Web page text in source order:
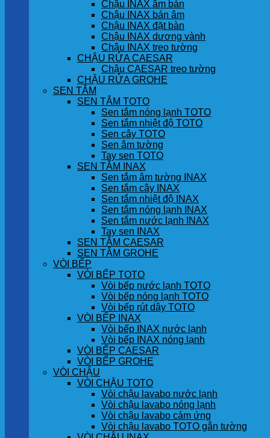
Chậu INAX âm bàn
Chậu INAX bán âm
Chậu INAX đặt bàn
Chậu INAX dương vành
Chậu INAX treo tường
CHẬU RỬA CAESAR
Chậu CAESAR treo tường
CHẬU RỬA GROHE
SEN TẮM
SEN TẮM TOTO
Sen tắm nóng lạnh TOTO
Sen tắm nhiệt độ TOTO
Sen cây TOTO
Sen âm tường
Tay sen TOTO
SEN TẮM INAX
Sen tắm âm tường INAX
Sen tắm cây INAX
Sen tắm nhiệt độ INAX
Sen tắm nóng lạnh INAX
Sen tắm nước lạnh INAX
Tay sen INAX
SEN TẮM CAESAR
SEN TẮM GROHE
VÒI BẾP
VÒI BẾP TOTO
Vòi bếp nước lạnh TOTO
Vòi bếp nóng lạnh TOTO
Vòi bếp rút dây TOTO
VÒI BẾP INAX
Vòi bếp INAX nước lạnh
Vòi bếp INAX nóng lạnh
VÒI BẾP CAESAR
VÒI BẾP GROHE
VÒI CHẬU
VÒI CHẬU TOTO
Vòi chậu lavabo nước lạnh
Vòi chậu lavabo nóng lạnh
Vòi chậu lavabo cảm ứng
Vòi chậu lavabo TOTO gắn tường